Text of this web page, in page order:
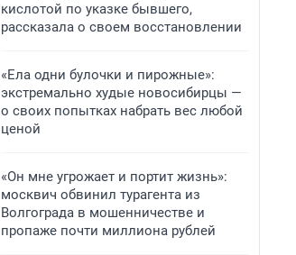
кислотой по указке бывшего,
рассказала о своем восстановлении
«Ела одни булочки и пирожные»:
экстремально худые новосибирцы —
о своих попытках набрать вес любой
ценой
«Он мне угрожает и портит жизнь»:
москвич обвинил турагента из
Волгограда в мошенничестве и
пропаже почти миллиона рублей